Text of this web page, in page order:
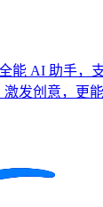
能 AI 助手，
发创意，更